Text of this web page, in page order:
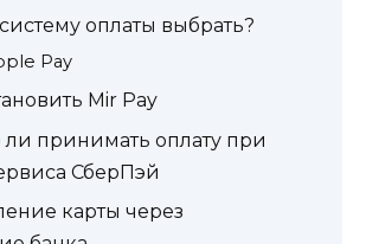
оплаты выбрать?
Pay
Mir Pay
принимать оплату при
СберПэй
карты через